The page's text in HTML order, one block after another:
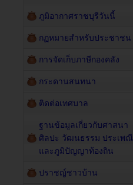
ภูมิอากาศราชบุรีวันนี้
กฏหมายสำหรับประชาชน
การจัดเก็บภาษีกองคลัง
กระดานสนทนา
ติดต่อเทศบาล
ฐานข้อมูลเกี่ยวกับศาสนา
ศิลปะ วัฒนธรรม ประเพณี
และภูมิปัญญาท้องถิน
ปราชญ์ชาวบ้าน